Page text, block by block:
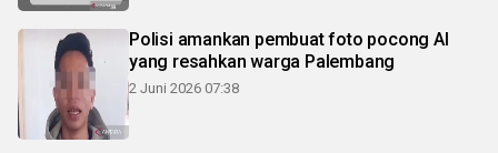
Polisi amankan pembuat foto pocong AI
yang resahkan warga Palembang
2 Juni 2026 07:38